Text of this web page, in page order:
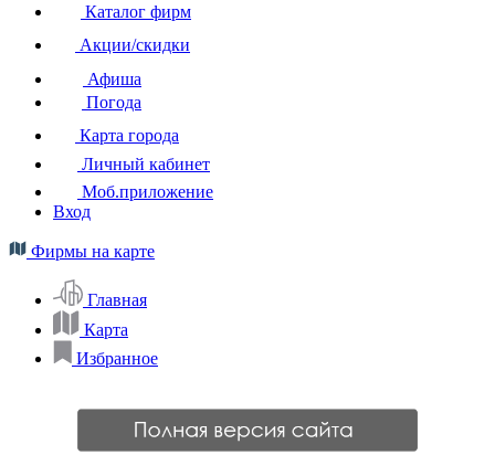
Каталог фирм
Акции/скидки
Афиша
Погода
Карта города
Личный кабинет
Моб.приложение
Вход
Фирмы на карте
Главная
Карта
Избранное